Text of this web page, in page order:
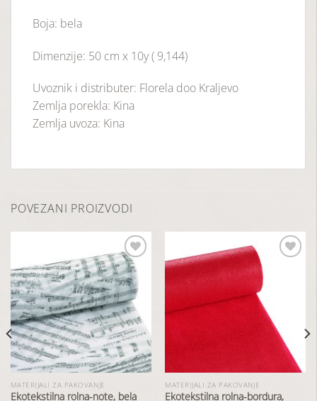
Boja: bela
Dimenzije: 50 cm x 10y ( 9,144)
Uvoznik i distributer: Florela doo Kraljevo
Zemlja porekla: Kina
Zemlja uvoza: Kina
POVEZANI PROIZVODI
Dodaj
u
listu
želja
MATERIJALI ZA PAKOVANJE
Ekotekstilna rolna-note, bela
MATERIJALI ZA PAKOVANJE
Ekotekstilna rolna-bordura,